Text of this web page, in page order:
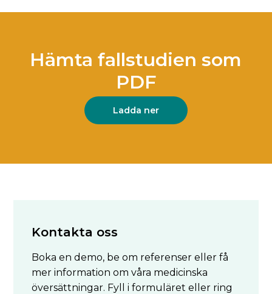
Hämta fallstudien som
PDF
Ladda ner
Kontakta oss
Boka en demo, be om referenser eller få
mer information om våra medicinska
översättningar. Fyll i formuläret eller ring